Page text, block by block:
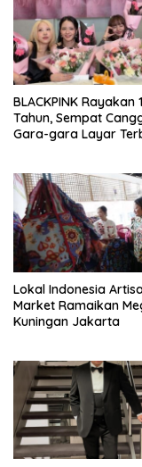
BLACKPINK Rayakan
Tahun, Sempat
Gara-gara Layar
Lokal Indonesia
Market Ramaikan
Kuningan Jakarta